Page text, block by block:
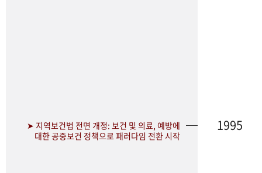
➤ 지역보건법 전면 개정: 보건 및 의료, 예방에
대한 공중보건 정책으로 패러다임 전환 시작
1995